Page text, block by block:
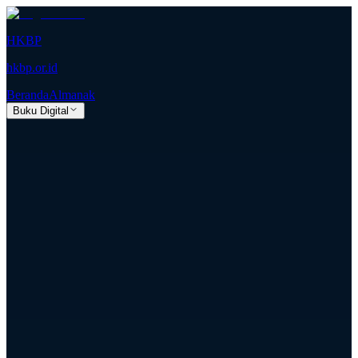
HKBP
hkbp.or.id
BerandaAlmanak
Buku Digital